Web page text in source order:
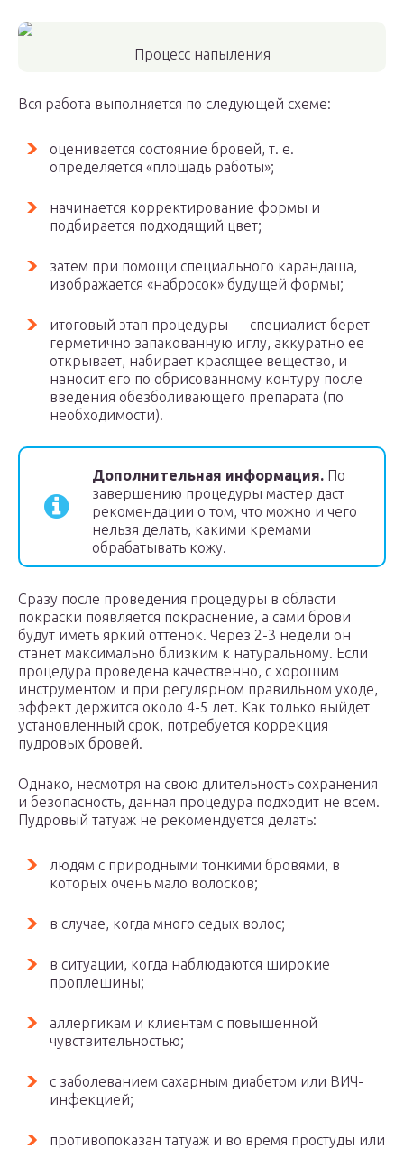
Процесс напыления
Вся работа выполняется по следующей схеме:
оценивается состояние бровей, т. е.
определяется «площадь работы»;
начинается корректирование формы и
подбирается подходящий цвет;
затем при помощи специального карандаша,
изображается «набросок» будущей формы;
итоговый этап процедуры — специалист берет
герметично запакованную иглу, аккуратно ее
открывает, набирает красящее вещество, и
наносит его по обрисованному контуру после
введения обезболивающего препарата (по
необходимости).
Дополнительная информация. По
завершению процедуры мастер даст
рекомендации о том, что можно и чего
нельзя делать, какими кремами
обрабатывать кожу.
Сразу после проведения процедуры в области
покраски появляется покраснение, а сами брови
будут иметь яркий оттенок. Через 2-3 недели он
станет максимально близким к натуральному. Если
процедура проведена качественно, с хорошим
инструментом и при регулярном правильном уходе,
эффект держится около 4-5 лет. Как только выйдет
установленный срок, потребуется коррекция
пудровых бровей.
Однако, несмотря на свою длительность сохранения
и безопасность, данная процедура подходит не всем.
Пудровый татуаж не рекомендуется делать:
людям с природными тонкими бровями, в
которых очень мало волосков;
в случае, когда много седых волос;
в ситуации, когда наблюдаются широкие
проплешины;
аллергикам и клиентам с повышенной
чувствительностью;
с заболеванием сахарным диабетом или ВИЧ-
инфекцией;
противопоказан татуаж и во время простуды или